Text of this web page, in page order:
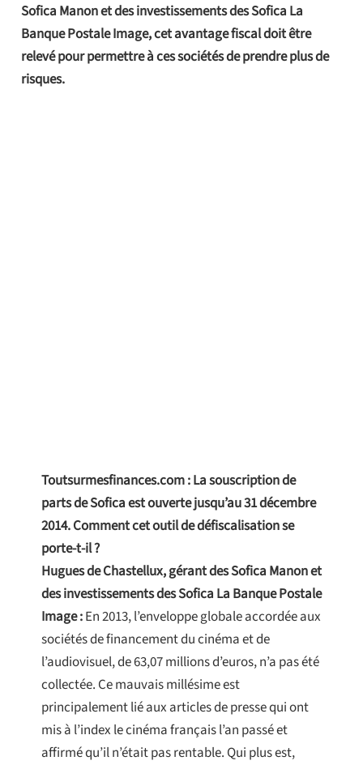
Sofica Manon et des investissements des Sofica La
Banque Postale Image, cet avantage fiscal doit être
relevé pour permettre à ces sociétés de prendre plus de
risques.
Toutsurmesfinances.com : La souscription de
parts de Sofica est ouverte jusqu’au 31 décembre
2014. Comment cet outil de défiscalisation se
porte-t-il ?
Hugues de Chastellux, gérant des Sofica Manon et
des investissements des Sofica La Banque Postale
Image :En 2013, l’enveloppe globale accordée aux
sociétés de financement du cinéma et de
l’audiovisuel, de 63,07 millions d’euros, n’a pas été
collectée. Ce mauvais millésime est
principalement lié aux articles de presse qui ont
mis à l’index le cinéma français l’an passé et
affirmé qu’il n’était pas rentable. Qui plus est,